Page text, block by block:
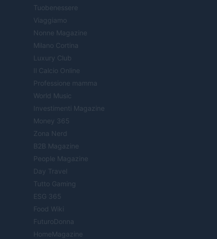
Tuobenessere
Viaggiamo
Nonne Magazine
Milano Cortina
Luxury Club
Il Calcio Online
Professione mamma
World Music
Investimenti Magazine
Money 365
Zona Nerd
B2B Magazine
People Magazine
Day Travel
Tutto Gaming
ESG 365
Food Wiki
FuturoDonna
HomeMagazine